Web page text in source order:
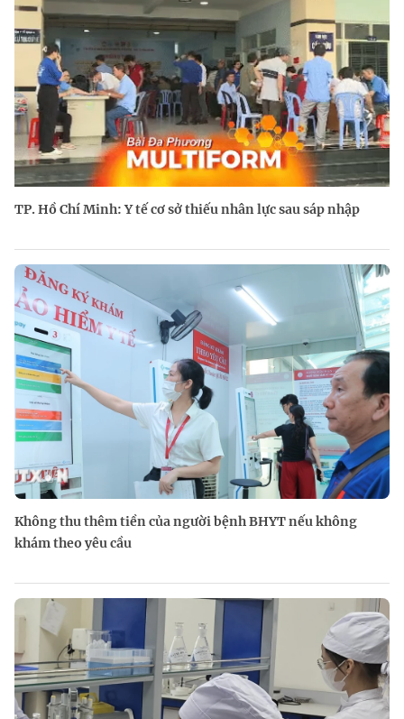
TP. Hồ Chí Minh: Y tế cơ sở thiếu nhân lực sau sáp nhập
Không thu thêm tiền của người bệnh BHYT nếu không
khám theo yêu cầu